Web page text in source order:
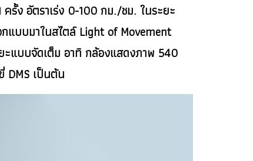
ครั้ง อัตราเร่ง 0-100 กม./ชม. ในระยะ
กแบบมาในสไตล์ Light of Movement
ะแบบจัดเต็ม อาทิ กล้องแสดงภาพ 540
DMS เป็นต้น